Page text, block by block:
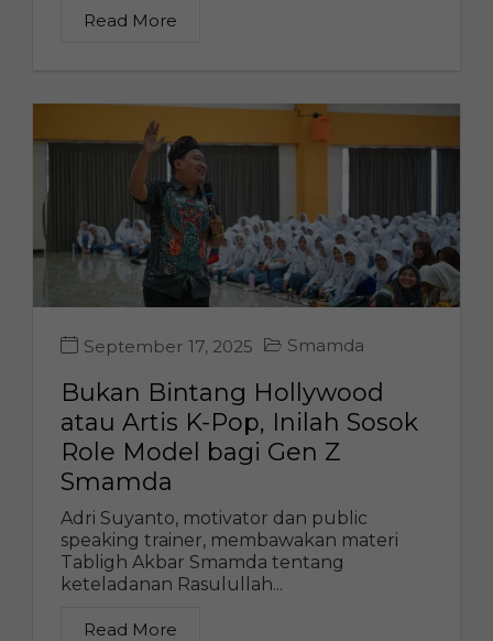
Read More
September 17, 2025 Smamda
Bukan Bintang Hollywood
atau Artis K-Pop, Inilah Sosok
Role Model bagi Gen Z
Smamda
Adri Suyanto, motivator dan public
speaking trainer, membawakan materi
Tabligh Akbar Smamda tentang
keteladanan Rasulullah...
Read More